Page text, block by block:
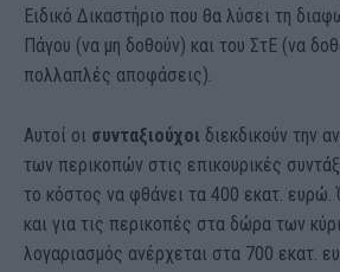
Ειδικό Δικαστήριο που θα λύσει τη
Πάγου (να μη δοθούν) και του ΣτΕ (να
πολλαπλές αποφάσεις).
Αυτοί οι συνταξιούχοι διεκδικούν την
των περικοπών στις επικουρικές
το κόστος να φθάνει τα 400 εκατ. ευρώ.
και για τις περικοπές στα δώρα των
λογαριασμός ανέρχεται στα 700 εκατ.